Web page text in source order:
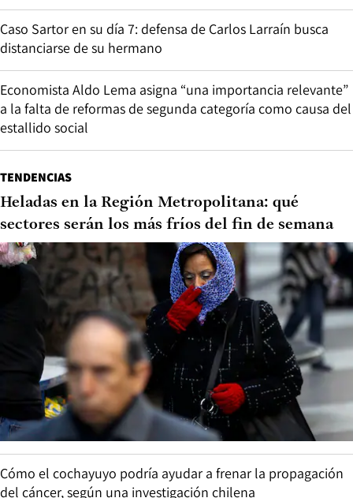
Caso Sartor en su día 7: defensa de Carlos Larraín busca
distanciarse de su hermano
Economista Aldo Lema asigna “una importancia relevante”
a la falta de reformas de segunda categoría como causa del
estallido social
TENDENCIAS
Heladas en la Región Metropolitana: qué
sectores serán los más fríos del fin de semana
Cómo el cochayuyo podría ayudar a frenar la propagación
del cáncer, según una investigación chilena